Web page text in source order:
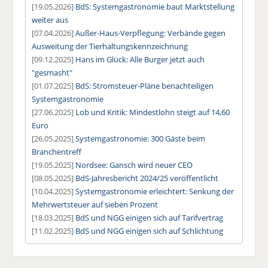
[19.05.2026] BdS: Systemgastronomie baut Marktstellung
weiter aus
[07.04.2026]Außer-Haus-Verpflegung: Verbände gegen
Ausweitung der Tierhaltungskennzeichnung
[09.12.2025] Hans im Glück: Alle Burger jetzt auch
"gesmasht"
[01.07.2025] BdS: Stromsteuer-Pläne benachteiligen
Systemgastronomie
[27.06.2025] Lob und Kritik: Mindestlohn steigt auf 14,60
Euro
[26.05.2025]Systemgastronomie: 300 Gäste beim
Branchentreff
[19.05.2025] Nordsee: Gansch wird neuer CEO
[08.05.2025] BdS-Jahresbericht 2024/25 veröffentlicht
[10.04.2025]Systemgastronomie erleichtert: Senkung der
Mehrwertsteuer auf sieben Prozent
[18.03.2025] BdS und NGG einigen sich auf Tarifvertrag
[11.02.2025] BdS und NGG einigen sich auf Schlichtung